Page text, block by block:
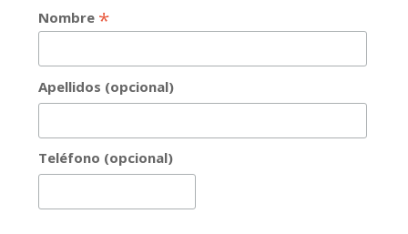
Nombre *
Apellidos (opcional)
Teléfono (opcional)